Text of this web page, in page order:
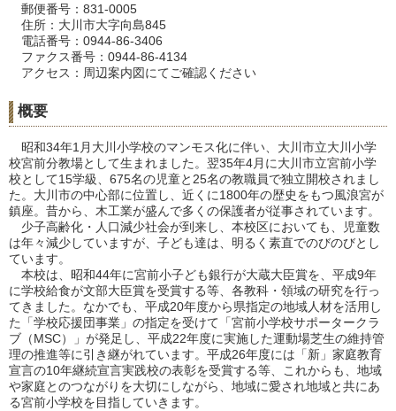
郵便番号：831-0005
住所：大川市大字向島845
電話番号：0944-86-3406
ファクス番号：0944-86-4134
アクセス：周辺案内図にてご確認ください
概要
昭和34年1月大川小学校のマンモス化に伴い、大川市立大川小学
校宮前分教場として生まれました。翌35年4月に大川市立宮前小学
校として15学級、675名の児童と25名の教職員で独立開校されまし
た。大川市の中心部に位置し、近くに1800年の歴史をもつ風浪宮が
鎮座。昔から、木工業が盛んで多くの保護者が従事されています。
少子高齢化・人口減少社会が到来し、本校区においても、児童数
は年々減少していますが、子ども達は、明るく素直でのびのびとし
ています。
本校は、昭和44年に宮前小子ども銀行が大蔵大臣賞を、平成9年
に学校給食が文部大臣賞を受賞する等、各教科・領域の研究を行っ
てきました。なかでも、平成20年度から県指定の地域人材を活用し
た「学校応援団事業」の指定を受けて「宮前小学校サポータークラ
ブ（MSC）」が発足し、平成22年度に実施した運動場芝生の維持管
理の推進等に引き継がれています。平成26年度には「新」家庭教育
宣言の10年継続宣言実践校の表彰を受賞する等、これからも、地域
や家庭とのつながりを大切にしながら、地域に愛され地域と共にあ
る宮前小学校を目指していきます。